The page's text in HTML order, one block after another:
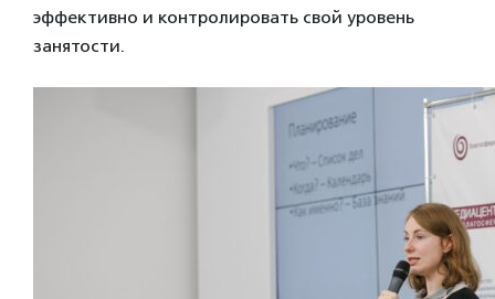
эффективно и контролировать свой уровень
занятости.